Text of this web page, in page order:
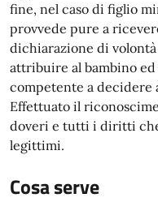
fine, nel caso di figlio
provvede pure a
dichiarazione di
attribuire al bambino
competente a decidere
Effettuato il
doveri e tutti i diritti
legittimi.
Cosa serve